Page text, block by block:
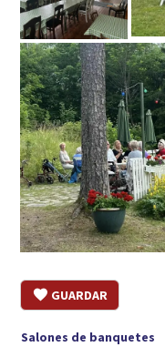
GUARDAR
Salones de banquetes